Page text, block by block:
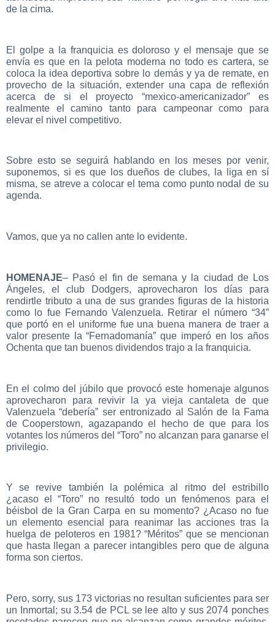
de la cima.
El golpe a la franquicia es doloroso y el mensaje que se
envía es que en la pelota moderna no todo es cartera, se
coloca la idea deportiva sobre lo demás y ya de remate, en
provecho de la situación, extender una capa de reflexión
acerca de si el proyecto “mexico-americanizador” es
realmente el camino tanto para campeonar como para
elevar el nivel competitivo.
Sobre esto se seguirá hablando en los meses por venir,
suponemos, si es que los dueños de clubes, la liga en sí
misma, se atreve a colocar el tema como punto nodal de su
agenda.
Vamos, que ya no callen ante lo evidente.
HOMENAJE– Pasó el fin de semana y la ciudad de Los
Ángeles, el club Dodgers, aprovecharon los días para
rendirtle tributo a una de sus grandes figuras de la historia
como lo fue Fernando Valenzuela. Retirar el número “34”
que portó en el uniforme fue una buena manera de traer a
valor presente la “Fernadomanía” que imperó en los años
Ochenta que tan buenos dividendos trajo a la franquicia.
En el colmo del júbilo que provocó este homenaje algunos
aprovecharon para revivir la ya vieja cantaleta de que
Valenzuela “debería” ser entronizado al Salón de la Fama
de Cooperstown, agazapando el hecho de que para los
votantes los números del “Toro” no alcanzan para ganarse el
privilegio.
Y se revive también la polémica al ritmo del estribillo
¿acaso el “Toro” no resultó todo un fenómenos para el
béisbol de la Gran Carpa en su momento? ¿Acaso no fue
un elemento esencial para reanimar las acciones tras la
huelga de peloteros en 1981? “Méritos” que se mencionan
que hasta llegan a parecer intangibles pero que de alguna
forma son ciertos.
Pero, sorry, sus 173 victorias no resultan suficientes para ser
un Inmortal; su 3.54 de PCL se lee alto y sus 2074 ponches